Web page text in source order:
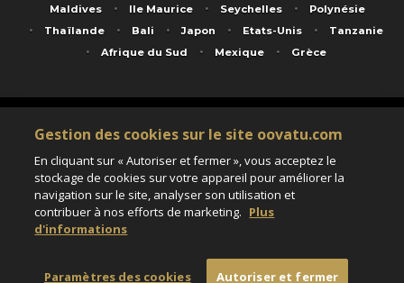
Maldives Ile Maurice Seychelles
Polynésie
Thaïlande
Bali Japon Etats-Unis
Tanzanie
Afrique du Sud
Mexique Grèce
Service animé par Nautil Voyages - 22 rue Georges Picquart 75017 Paris - S.A.S
au capital de 155 696 euros - RCS Paris B 423 671 973 - Code APE 7911Z
Matricule Atout France IM075100020 - Garantie financière Groupama - Agrément IATA
Assurance responsabilité civile et professionnelle HISCOX RCP0081066
Paramètres des cookies
Gestion des cookies sur le site oovatu.com
En cliquant sur « Autoriser et fermer », vous acceptez le
stockage de cookies sur votre appareil pour améliorer la
navigation sur le site, analyser son utilisation et
contribuer à nos efforts de marketing. Plus
d'informations
Paramètres des cookies Autoriser et fermer